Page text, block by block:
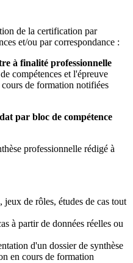
de la certification par
et/ou par correspondance :
à finalité professionnelle
compétences et l'épreuve
de formation notifiées
par bloc de compétence
professionnelle rédigé à
de rôles, études de cas tout
à partir de données réelles ou
d'un dossier de synthèse
en cours de formation